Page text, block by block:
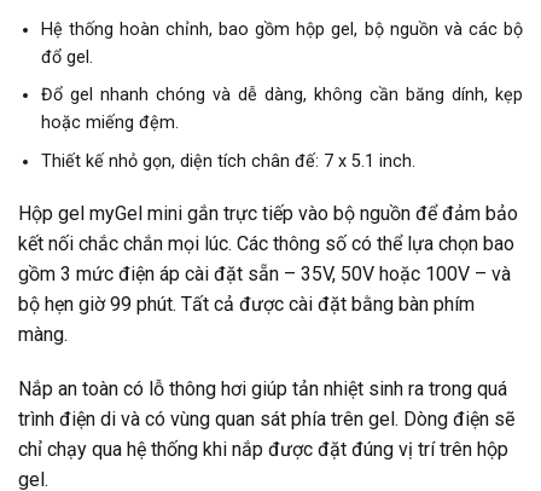
Hệ thống hoàn chỉnh, bao gồm hộp gel, bộ nguồn và các bộ
đổ gel.
Đổ gel nhanh chóng và dễ dàng, không cần băng dính, kẹp
hoặc miếng đệm.
Thiết kế nhỏ gọn, diện tích chân đế: 7 x 5.1 inch.
Hộp gel myGel mini gắn trực tiếp vào bộ nguồn để đảm bảo
kết nối chắc chắn mọi lúc. Các thông số có thể lựa chọn bao
gồm 3 mức điện áp cài đặt sẵn – 35V, 50V hoặc 100V – và
bộ hẹn giờ 99 phút. Tất cả được cài đặt bằng bàn phím
màng.
Nắp an toàn có lỗ thông hơi giúp tản nhiệt sinh ra trong quá
trình điện di và có vùng quan sát phía trên gel. Dòng điện sẽ
chỉ chạy qua hệ thống khi nắp được đặt đúng vị trí trên hộp
gel.